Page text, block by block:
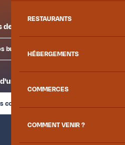
RESTAURANTS
HÉBERGEMENTS
COMMERCES
COMMENT VENIR ?
tourisme
bureaux
conseil ?
contacter